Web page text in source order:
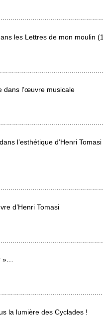
les Lettres de mon moulin
dans l’œuvre musicale
l’esthétique d’Henri
d’Henri Tomasi
»…
la lumière des Cyclades !